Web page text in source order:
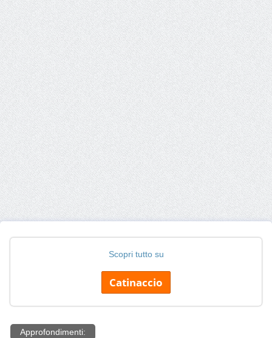
Scopri tutto su
Catinaccio
Approfondimenti: